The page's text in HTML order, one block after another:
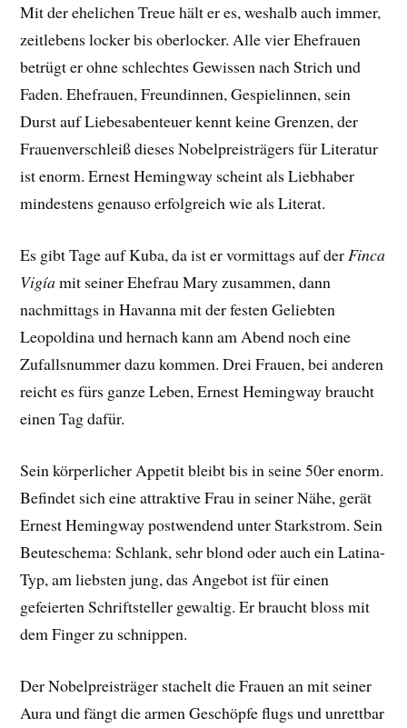
Mit der ehelichen Treue hält er es, weshalb auch immer,
zeitlebens locker bis oberlocker. Alle vier Ehefrauen
betrügt er ohne schlechtes Gewissen nach Strich und
Faden. Ehefrauen, Freundinnen, Gespielinnen, sein
Durst auf Liebesabenteuer kennt keine Grenzen, der
Frauenverschleiß dieses Nobelpreisträgers für Literatur
ist enorm. Ernest Hemingway scheint als Liebhaber
mindestens genauso erfolgreich wie als Literat.
Es gibt Tage auf Kuba, da ist er vormittags auf derFinca
Vigíamit seiner Ehefrau Mary zusammen, dann
nachmittags in Havanna mit der festen Geliebten
Leopoldina und hernach kann am Abend noch eine
Zufallsnummer dazu kommen. Drei Frauen, bei anderen
reicht es fürs ganze Leben, Ernest Hemingway braucht
einen Tag dafür.
Sein körperlicher Appetit bleibt bis in seine 50er enorm.
Befindet sich eine attraktive Frau in seiner Nähe, gerät
Ernest Hemingway postwendend unter Starkstrom. Sein
Beuteschema: Schlank, sehr blond oder auch ein Latina-
Typ, am liebsten jung, das Angebot ist für einen
gefeierten Schriftsteller gewaltig. Er braucht bloss mit
dem Finger zu schnippen.
Der Nobelpreisträger stachelt die Frauen an mit seiner
Aura und fängt die armen Geschöpfe flugs und unrettbar